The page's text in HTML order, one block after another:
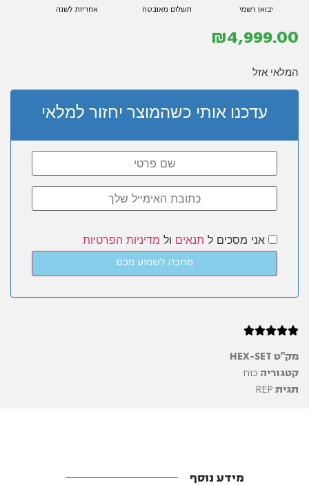
יבואן רשמי תשלום מאובטח אחריות לשנה
₪4,999.00
המלאי אזל
עדכנו אותי כשהמוצר יחזור למלאי
אני מסכים ל תנאים ול מדיניות הפרטיות
מחכה לשמוע מכם





מק"טHEX-SET
קטגוריה כוח
תגיתREP
מידע נוסף